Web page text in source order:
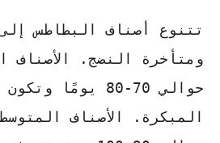
تتنوع أصناف البطاطسإلى
ومتأخرة النضج.
الأصناف
حوالي 70-80 يومًا
المبكرة.
الأصناف